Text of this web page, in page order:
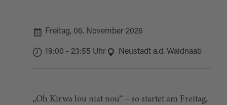
Freitag, 06. November 2026
19:00 - 23:55 Uhr Neustadt a.d. Waldnaab
„Oh Kirwa lou niat nou“ – so startet am Freitag,